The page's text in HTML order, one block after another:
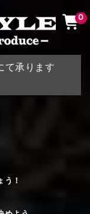
て承ります
0
！